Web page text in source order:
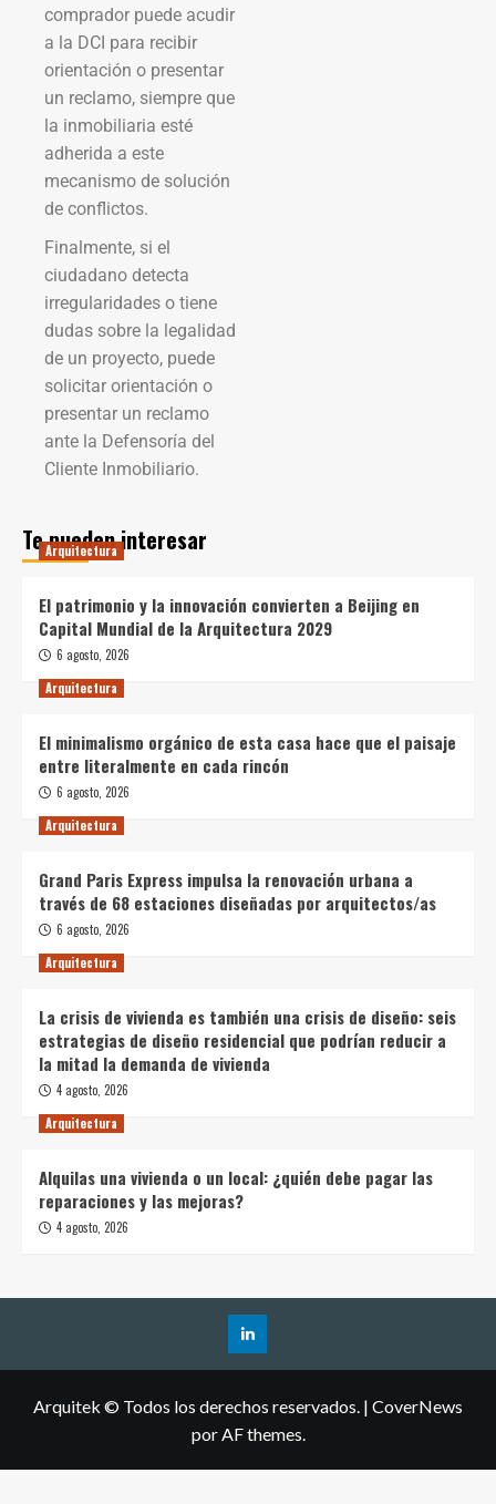
comprador puede acudir
a la DCI para recibir
orientación o presentar
un reclamo, siempre que
la inmobiliaria esté
adherida a este
mecanismo de solución
de conflictos.
Finalmente, si el
ciudadano detecta
irregularidades o tiene
dudas sobre la legalidad
de un proyecto, puede
solicitar orientación o
presentar un reclamo
ante la Defensoría del
Cliente Inmobiliario.
Te pueden interesar
Arquitectura
El patrimonio y la innovación convierten a Beijing en
Capital Mundial de la Arquitectura 2029
6 agosto, 2026
Arquitectura
El minimalismo orgánico de esta casa hace que el paisaje
entre literalmente en cada rincón
6 agosto, 2026
Arquitectura
Grand Paris Express impulsa la renovación urbana a
través de 68 estaciones diseñadas por arquitectos/as
6 agosto, 2026
Arquitectura
La crisis de vivienda es también una crisis de diseño: seis
estrategias de diseño residencial que podrían reducir a
la mitad la demanda de vivienda
4 agosto, 2026
Arquitectura
Alquilas una vivienda o un local: ¿quién debe pagar las
reparaciones y las mejoras?
4 agosto, 2026
Arquitek © Todos los derechos reservados. | CoverNews
por AF themes.